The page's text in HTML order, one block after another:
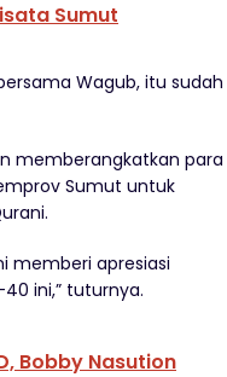
Sumut
Wagub, itu sudah
memberangkatkan para
Sumut untuk
memberi apresiasi
ini,” tuturnya.
Bobby Nasution